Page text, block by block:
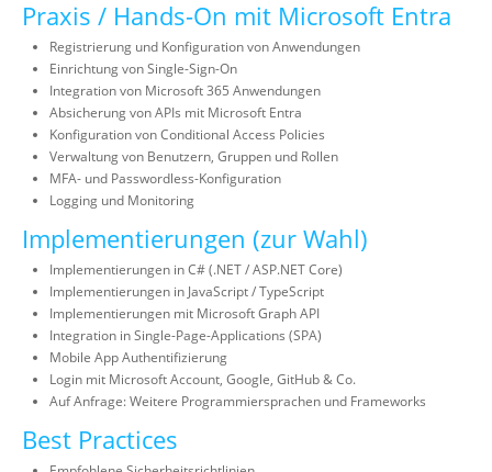
Praxis / Hands-On mit Microsoft Entra
Registrierung und Konfiguration von Anwendungen
Einrichtung von Single-Sign-On
Integration von Microsoft 365 Anwendungen
Absicherung von APIs mit Microsoft Entra
Konfiguration von Conditional Access Policies
Verwaltung von Benutzern, Gruppen und Rollen
MFA- und Passwordless-Konfiguration
Logging und Monitoring
Implementierungen (zur Wahl)
Implementierungen in C# (.NET / ASP.NET Core)
Implementierungen in JavaScript / TypeScript
Implementierungen mit Microsoft Graph API
Integration in Single-Page-Applications (SPA)
Mobile App Authentifizierung
Login mit Microsoft Account, Google, GitHub & Co.
Auf Anfrage: Weitere Programmiersprachen und Frameworks
Best Practices